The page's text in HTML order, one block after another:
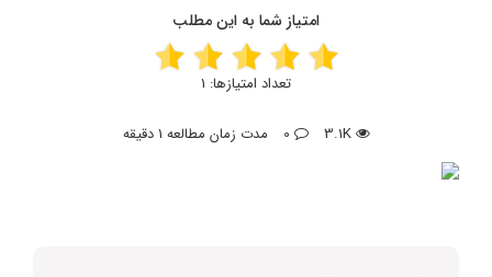
امتیاز شما به این مطلب
تعداد امتیازها: 1
3.1K مدت زمان مطالعه 1 دقیقه